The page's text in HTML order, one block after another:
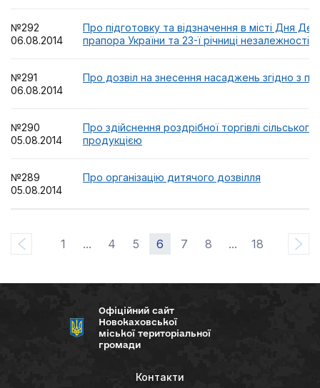
№292
06.08.2014
Про підготовку та відзначення в місті Дня
прапора України та 23-ї річниці незалежності
№291
06.08.2014
Про дозвіл на знесення насаджень згідно з
№290
05.08.2014
Про здійснення роздрібної торгівлі
продукцією
№289
05.08.2014
Про організацію дитячого дозвілля
1 ... 4 5 6 7 8 ... 18
Офіційний сайт
Новокаховської
міської територіальної
громади
Контакти